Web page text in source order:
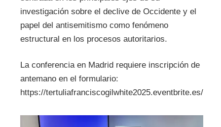
investigación sobre el declive de Occidente y el
papel del antisemitismo como fenómeno
estructural en los procesos autoritarios.
La conferencia en Madrid requiere inscripción de
antemano en el formulario:
https://tertuliafranciscogilwhite2025.eventbrite.es/